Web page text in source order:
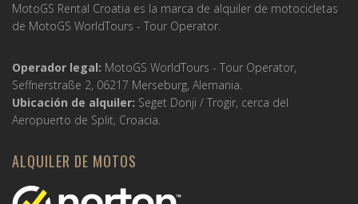
MotoGS Rental Croatia es la marca de alquiler de motocicletas
de MotoGS WorldTours - Tour Operator.
Operador legal: MotoGS WorldTours - Tour Operator,
Seffnerstraße 2, 06217 Merseburg, Alemania.
Ubicación de alquiler: Seget Donji / Trogir, cerca del
Aeropuerto de Split, Croacia.
ALQUILER DE MOTOS